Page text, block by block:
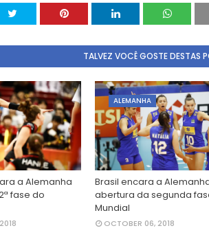
TALVEZ VOCÊ GOSTE DESTAS
a Alemanha
fase do
ALEMANHA
Brasil encara a
abertura da segunda
Mundial
OCTOBER 06, 2018